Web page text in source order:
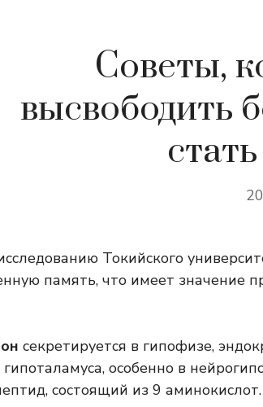
Советы,
высвободить
Токийского
память, что имеет значение
секретируется в гипофизе,
особенно в
состоящий из 9